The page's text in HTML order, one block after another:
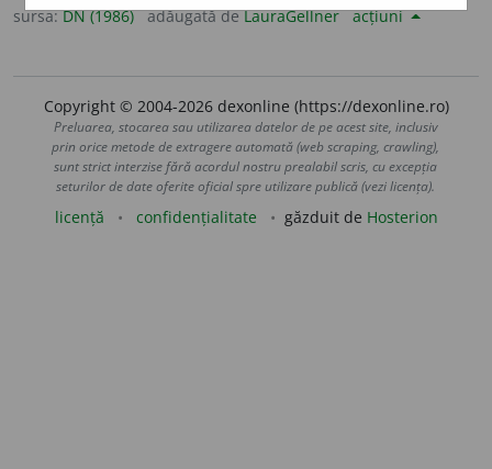
sursa:DN (1986) adăugată deLauraGellner acțiuni
Copyright © 2004-2026 dexonline (https://dexonline.ro)
Preluarea, stocarea sau utilizarea datelor de pe acest site, inclusiv
prin orice metode de extragere automată (web scraping, crawling),
sunt strict interzise fără acordul nostru prealabil scris, cu excepția
seturilor de date oferite oficial spre utilizare publică (vezi licența).
licență confidențialitate găzduit de Hosterion